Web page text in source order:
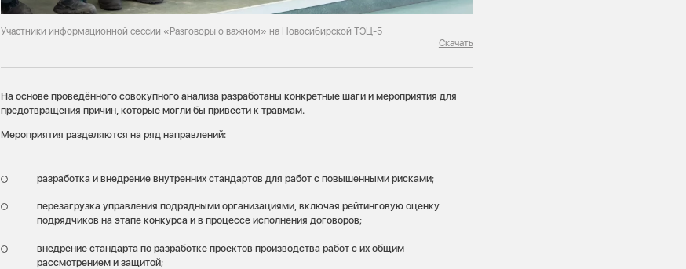
Участники информационной сессии «Разговоры о важном» на Новосибирской ТЭЦ-5
Скачать
На основе проведённого совокупного анализа разработаны конкретные шаги и мероприятия для
предотвращения причин, которые могли бы привести к травмам.
Мероприятия разделяются на ряд направлений:
разработка и внедрение внутренних стандартов для работ с повышенными рисками;
перезагрузка управления подрядными организациями, включая рейтинговую оценку
подрядчиков на этапе конкурса и в процессе исполнения договоров;
внедрение стандарта по разработке проектов производства работ с их общим
рассмотрением и защитой;